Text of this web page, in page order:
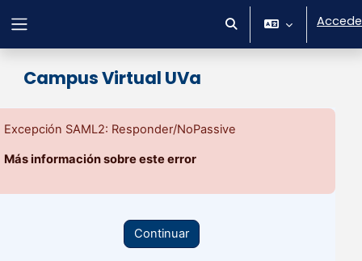
Selector de búsqueda
Campus Virtual UVa
Excepción SAML2: Responder/NoPassive
Más información sobre este error
Continuar